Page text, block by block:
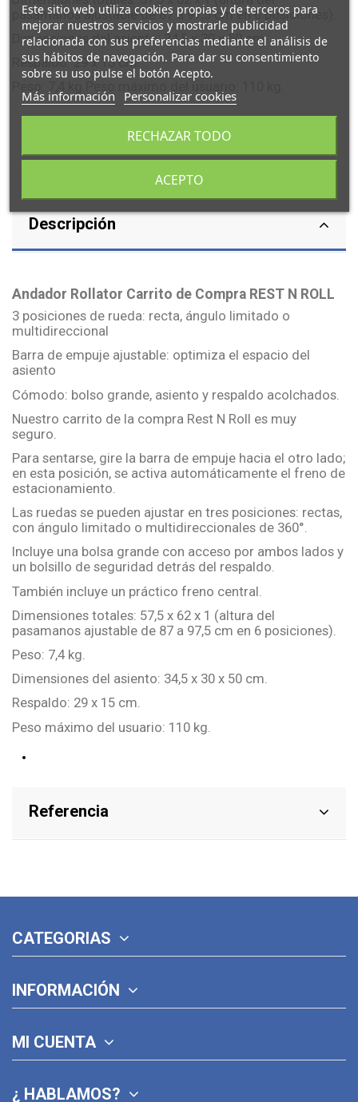
pasamanos ajustable de 87 a 97,5 cm en 6 posiciones).
Dimensiones del asiento: 34,5 x 30 x 50 cm.
Respaldo: 29 x 15 cm.
Descripción
Andador Rollator Carrito de Compra REST N ROLL
3 posiciones de rueda: recta, ángulo limitado o
multidireccional
Barra de empuje ajustable: optimiza el espacio del
asiento
Cómodo: bolso grande, asiento y respaldo acolchados.
Nuestro carrito de la compra Rest N Roll es muy
seguro.
Para sentarse, gire la barra de empuje hacia el otro lado;
en esta posición, se activa automáticamente el freno de
estacionamiento.
Las ruedas se pueden ajustar en tres posiciones: rectas,
con ángulo limitado o multidireccionales de 360°.
Incluye una bolsa grande con acceso por ambos lados y
un bolsillo de seguridad detrás del respaldo.
También incluye un práctico freno central.
Dimensiones totales: 57,5 ​​x 62 x 1 (altura del
pasamanos ajustable de 87 a 97,5 cm en 6 posiciones).
Peso: 7,4 kg.
Dimensiones del asiento: 34,5 x 30 x 50 cm.
Respaldo: 29 x 15 cm.
Peso máximo del usuario: 110 kg.
Referencia
CATEGORIAS
INFORMACIÓN
MI CUENTA
¿ HABLAMOS?
Este sitio web utiliza cookies propias y de terceros para
mejorar nuestros servicios y mostrarle publicidad
relacionada con sus preferencias mediante el análisis de
sus hábitos de navegación. Para dar su consentimiento
sobre su uso pulse el botón Acepto.
Más información Personalizar cookies
RECHAZAR TODO
ACEPTO